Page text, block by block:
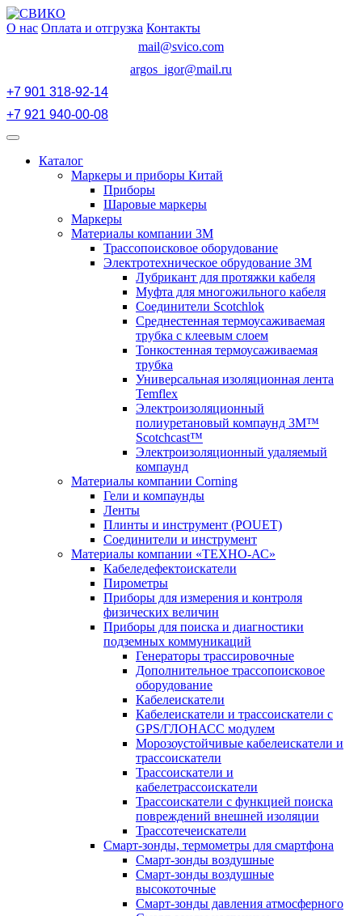
Перейти
к
О нас Оплата и отгрузка Контакты
mail@svico.com
argos_igor@mail.ru
+7 901 318-92-14
+7 921 940-00-08
Открыть
Каталог
Маркеры и приборы Китай
Приборы
Шаровые маркеры
Маркеры
Материалы компании 3М
Трассопоисковое оборудование
Электротехническое обрудование 3М
Лубрикант для протяжки кабеля
Муфта для многожильного кабеля
Соединители Scotchlok
Среднестенная термоусаживаемая
трубка с клеевым слоем
Тонкостенная термоусаживаемая
трубка
Универсальная изоляционная лента
Temflex
Электроизоляционный
полиуретановый компаунд 3M™
Scotchcast™
Электроизоляционный удаляемый
компаунд
Материалы компании Corning
Гели и компаунды
Ленты
Плинты и инструмент (POUET)
Соединители и инструмент
Материалы компании «ТЕХНО-АС»
Кабеледефектоискатели
Пирометры
Приборы для измерения и контроля
физических величин
Приборы для поиска и диагностики
подземных коммуникаций
Генераторы трассировочные
Дополнительное трассопоисковое
оборудование
Кабелеискатели
Кабелеискатели и трассоискатели с
GPS/ГЛОНАСС модулем
Морозоустойчивые кабелеискатели и
трассоискатели
Трассоискатели и
кабелетрассоискатели
Трассоискатели с функцией поиска
повреждений внешней изоляции
Трассотечеискатели
Смарт-зонды, термометры для смартфона
Смарт-зонды воздушные
Смарт-зонды воздушные
высокоточные
Смарт-зонды давления атмосферного